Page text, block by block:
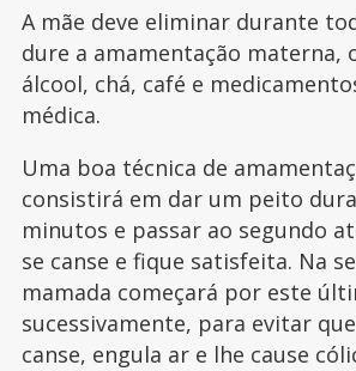
A mãe deve eliminar durante
dure a amamentação materna,
álcool, chá, café e
médica.
Uma boa técnica de
consistirá em dar um peito
minutos e passar ao segundo
se canse e fique satisfeita. Na
mamada começará por este
sucessivamente, para evitar
canse, engula ar e lhe cause